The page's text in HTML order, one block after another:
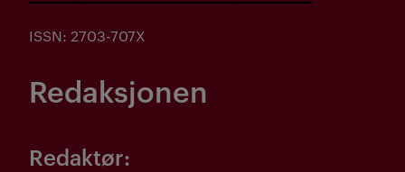
ISSN: 2703-707X
Redaksjonen
Redaktør: